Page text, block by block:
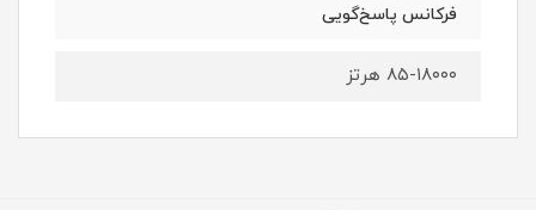
فرکانس پاسخ‌گویی
۸۵-۱۸۰۰۰ هرتز